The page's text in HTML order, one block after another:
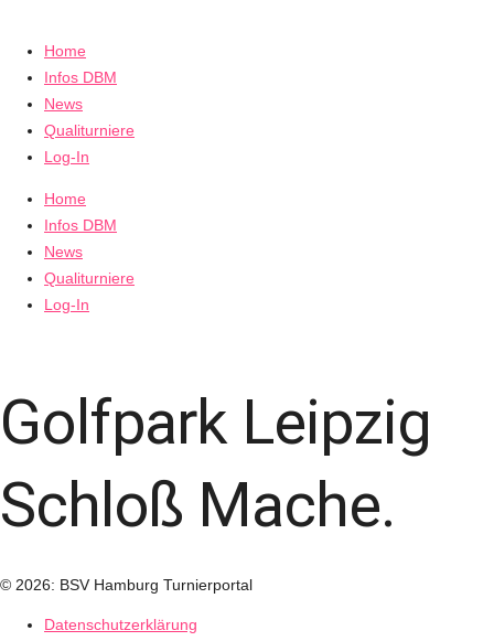
Home
Infos DBM
News
Qualiturniere
Log-In
Home
Infos DBM
News
Qualiturniere
Log-In
Golfpark Leipzig
Schloß Mache.
© 2026: BSV Hamburg Turnierportal
Datenschutzerklärung